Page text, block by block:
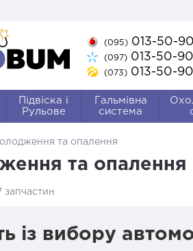
(095)013-50-90
(097)013-50-90
(073)013-50-90
Підвіска і
Рульове
Гальмівна
система
та опалення
та опалення
запчастин
із вибору